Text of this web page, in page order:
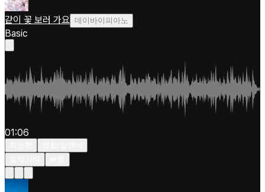
같이 꽃 보러 가요 데이바이피아노
Basic
01:06